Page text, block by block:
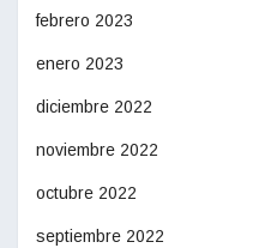
febrero 2023
enero 2023
diciembre 2022
noviembre 2022
octubre 2022
septiembre 2022